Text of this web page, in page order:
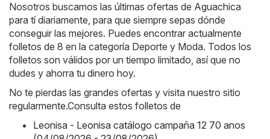
Nosotros buscamos las últimas ofertas de Aguachica
para tí diariamente, para que siempre sepas dónde
conseguir las mejores. Puedes encontrar actualmente
folletos de 8 en la categoría Deporte y Moda. Todos los
folletos son válidos por un tiempo limitado, así que no
dudes y ahorra tu dinero hoy.
No te pierdas las grandes ofertas y visita nuestro sitio
regularmente.Consulta estos folletos de
Leonisa - Leonisa catálogo campaña 12 70 anos